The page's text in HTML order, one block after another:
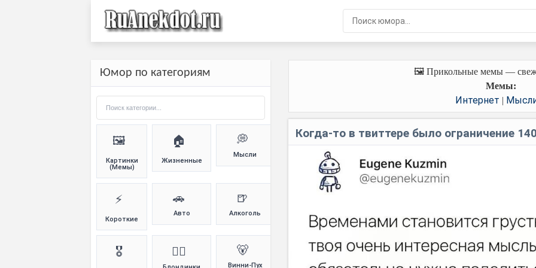
🖼️ Прикольные мемы —
Мемы:
Интернет |
Когда-то в твиттере было ограничение
Юмор по категориям
🖼️
Картинки
(Мемы)
🏠
Жизненные
💭
Мысли
⚡
Короткие
🚗
Авто
🍺
Алкоголь
🎖️ 👱‍♀️ 🐻
Винни-Пух